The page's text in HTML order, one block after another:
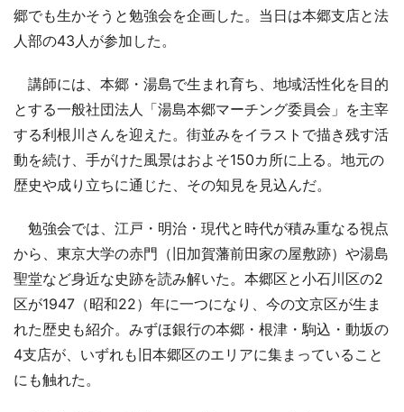
郷でも生かそうと勉強会を企画した。当日は本郷支店と法
人部の43人が参加した。
講師には、本郷・湯島で生まれ育ち、地域活性化を目的
とする一般社団法人「湯島本郷マーチング委員会」を主宰
する利根川さんを迎えた。街並みをイラストで描き残す活
動を続け、手がけた風景はおよそ150カ所に上る。地元の
歴史や成り立ちに通じた、その知見を見込んだ。
勉強会では、江戸・明治・現代と時代が積み重なる視点
から、東京大学の赤門（旧加賀藩前田家の屋敷跡）や湯島
聖堂など身近な史跡を読み解いた。本郷区と小石川区の2
区が1947（昭和22）年に一つになり、今の文京区が生ま
れた歴史も紹介。みずほ銀行の本郷・根津・駒込・動坂の
4支店が、いずれも旧本郷区のエリアに集まっていること
にも触れた。